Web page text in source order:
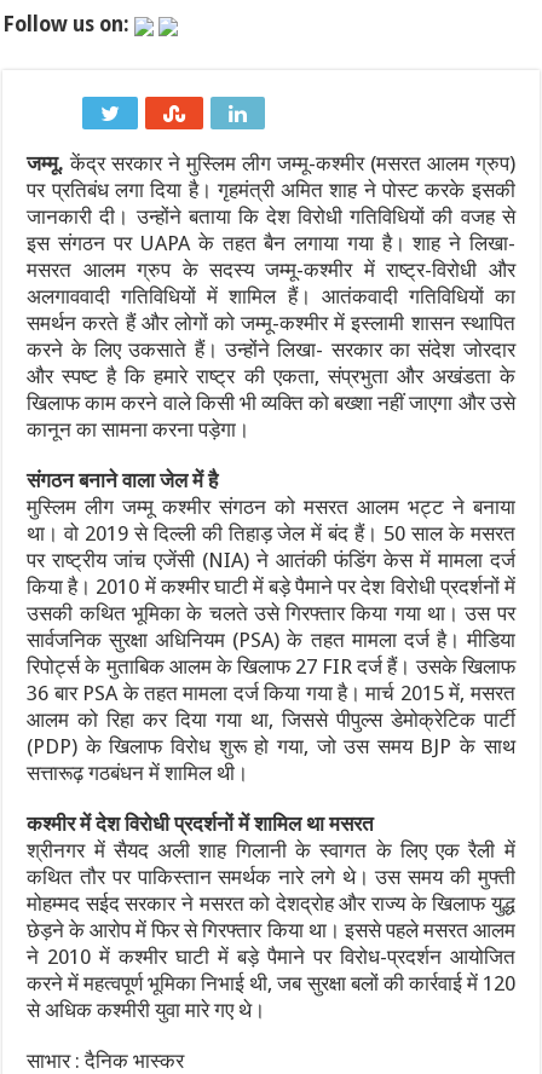
‘लोकल से ग्लोबल’ का महासंगम: भारत मंडपम में 12 से 15 अगस्त तक सजेगा
भारत के विदेशी मुद्रा भंडार में $10.5 अरब की ऐतिहासिक उछाल:
Tata Motors Sales July 2026: टाटा मोटर्स की घरेलू और EV बिक्री में
भारत भाग्य विधाता OTT रिलीज: जानें कब और कहाँ देखें कंगना रनौत की
छत्तीसगढ़ धर्म स्वातंत्र्य अधिनियम 2026: जानिए नए कानून के कड़े नियम,
Follow us on:
जम्मू. केंद्र सरकार ने मुस्लिम लीग जम्मू-कश्मीर (मसरत आलम ग्रुप)
पर प्रतिबंध लगा दिया है। गृहमंत्री अमित शाह ने पोस्ट करके इसकी
जानकारी दी। उन्होंने बताया कि देश विरोधी गतिविधियों की वजह से
इस संगठन पर UAPA के तहत बैन लगाया गया है। शाह ने लिखा-
मसरत आलम ग्रुप के सदस्य जम्मू-कश्मीर में राष्ट्र-विरोधी और
अलगाववादी गतिविधियों में शामिल हैं। आतंकवादी गतिविधियों का
समर्थन करते हैं और लोगों को जम्मू-कश्मीर में इस्लामी शासन स्थापित
करने के लिए उकसाते हैं। उन्होंने लिखा- सरकार का संदेश जोरदार
और स्पष्ट है कि हमारे राष्ट्र की एकता, संप्रभुता और अखंडता के
खिलाफ काम करने वाले किसी भी व्यक्ति को बख्शा नहीं जाएगा और उसे
कानून का सामना करना पड़ेगा।
संगठन बनाने वाला जेल में है
मुस्लिम लीग जम्मू कश्मीर संगठन को मसरत आलम भट्ट ने बनाया
था। वो 2019 से दिल्ली की तिहाड़ जेल में बंद हैं। 50 साल के मसरत
पर राष्ट्रीय जांच एजेंसी (NIA) ने आतंकी फंडिंग केस में मामला दर्ज
किया है। 2010 में कश्मीर घाटी में बड़े पैमाने पर देश विरोधी प्रदर्शनों में
उसकी कथित भूमिका के चलते उसे गिरफ्तार किया गया था। उस पर
सार्वजनिक सुरक्षा अधिनियम (PSA) के तहत मामला दर्ज है। मीडिया
रिपोर्ट्स के मुताबिक आलम के खिलाफ 27 FIR दर्ज हैं। उसके खिलाफ
36 बार PSA के तहत मामला दर्ज किया गया है। मार्च 2015 में, मसरत
आलम को रिहा कर दिया गया था, जिससे पीपुल्स डेमोक्रेटिक पार्टी
(PDP) के खिलाफ विरोध शुरू हो गया, जो उस समय BJP के साथ
सत्तारूढ़ गठबंधन में शामिल थी।
कश्मीर में देश विरोधी प्रदर्शनों में शामिल था मसरत
श्रीनगर में सैयद अली शाह गिलानी के स्वागत के लिए एक रैली में
कथित तौर पर पाकिस्तान समर्थक नारे लगे थे। उस समय की मुफ्ती
मोहम्मद सईद सरकार ने मसरत को देशद्रोह और राज्य के खिलाफ युद्ध
छेड़ने के आरोप में फिर से गिरफ्तार किया था। इससे पहले मसरत आलम
ने 2010 में कश्मीर घाटी में बड़े पैमाने पर विरोध-प्रदर्शन आयोजित
करने में महत्वपूर्ण भूमिका निभाई थी, जब सुरक्षा बलों की कार्रवाई में 120
से अधिक कश्मीरी युवा मारे गए थे।
साभार : दैनिक भास्कर